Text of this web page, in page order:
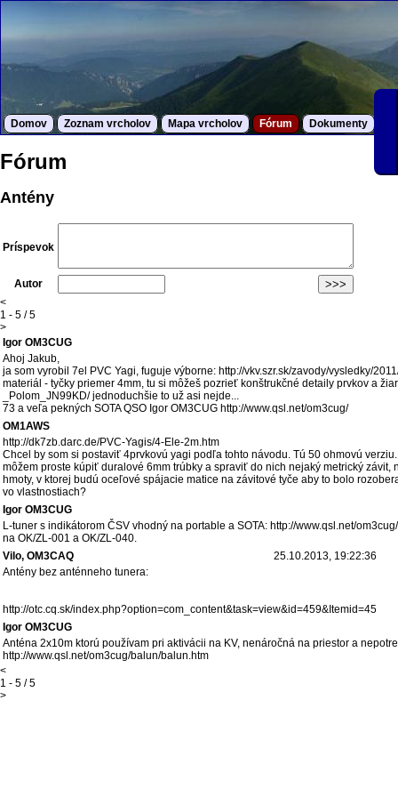
Domov Zoznam vrcholov Mapa vrcholov Fórum Dokumenty
Fórum
Antény
Príspevok
Autor
<
1 - 5 / 5
>
Igor OM3CUG
Ahoj Jakub,
ja som vyrobil 7el PVC Yagi, fuguje výborne: http://vkv.szr.sk/zavody/vysledky/
materiál - tyčky priemer 4mm, tu si môžeš pozrieť konštrukčné detaily prvkov a
_Polom_JN99KD/ jednoduchšie to už asi nejde...
73 a veľa pekných SOTA QSO Igor OM3CUG http://www.qsl.net/om3cug/
OM1AWS
http://dk7zb.darc.de/PVC-Yagis/4-Ele-2m.htm
Chcel by som si postaviť 4prvkovú yagi podľa tohto návodu. Tú 50 ohmovú
môžem proste kúpiť duralové 6mm trúbky a spraviť do nich nejaký metrický
hmoty, v ktorej budú oceľové spájacie matice na závitové tyče aby to bolo
vo vlastnostiach?
Igor OM3CUG
L-tuner s indikátorom ČSV vhodný na portable a SOTA: http://www.qsl.net/
na OK/ZL-001 a OK/ZL-040.
Vilo, OM3CAQ
25.10.2013, 19:22:36
Antény bez anténneho tunera:
http://otc.cq.sk/index.php?option=com_content&task=view&id=459&Itemid=45
Igor OM3CUG
Anténa 2x10m ktorú používam pri aktivácii na KV, nenáročná na priestor a
http://www.qsl.net/om3cug/balun/balun.htm
<
1 - 5 / 5
>